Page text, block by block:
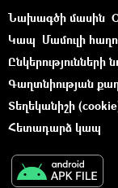
Նախագծի մասին
Կապ Մամուլի
Ընկերությունների
Գաղտնիության
Տեղեկանիշի
Հետադարձ կապ